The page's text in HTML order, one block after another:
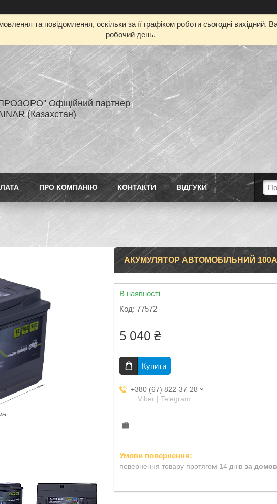
та повідомлення, оскільки за її графіком роботи сьогодні
робочий день.
Офіційний партнер
(Казахстан)
ПРО КОМПАНІЮ КОНТАКТИ ВІДГУКИ
АКУМУЛЯТОР АВТОМОБІЛЬНИЙ 100АГ
В наявності
Код: 77572
5 040 ₴
Купити
+380 (67) 822-37-28
Viber | Telegram
повернення товару протягом 14 днів за